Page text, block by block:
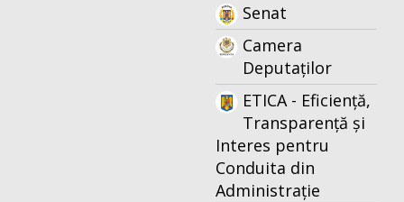
Senat
Camera
Deputaților
ETICA - Eficiență,
Transparență și
Interes pentru
Conduita din
Administrație